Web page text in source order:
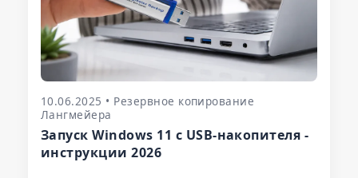
10.06.2025 • Резервное копирование
Лангмейера
Запуск Windows 11 с USB-накопителя -
инструкции 2026